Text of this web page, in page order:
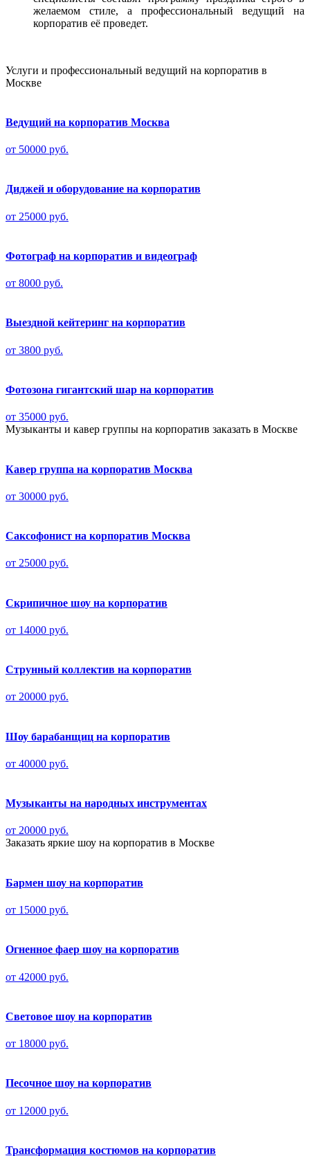
желаемом стиле, а профессиональный ведущий на
корпоратив её проведет.
Услуги и профессиональный ведущий на корпоратив в
Москве
Ведущий на корпоратив Москва
от 50000 руб.
Диджей и оборудование на корпоратив
от 25000 руб.
Фотограф на корпоратив и видеограф
от 8000 руб.
Выездной кейтеринг на корпоратив
от 3800 руб.
Фотозона гигантский шар на корпоратив
от 35000 руб.
Музыканты и кавер группы на корпоратив заказать в Москве
Кавер группа на корпоратив Москва
от 30000 руб.
Саксофонист на корпоратив Москва
от 25000 руб.
Скрипичное шоу на корпоратив
от 14000 руб.
Струнный коллектив на корпоратив
от 20000 руб.
Шоу барабанщиц на корпоратив
от 40000 руб.
Музыканты на народных инструментах
от 20000 руб.
Заказать яркие шоу на корпоратив в Москве
Бармен шоу на корпоратив
от 15000 руб.
Огненное фаер шоу на корпоратив
от 42000 руб.
Световое шоу на корпоратив
от 18000 руб.
Песочное шоу на корпоратив
от 12000 руб.
Трансформация костюмов на корпоратив